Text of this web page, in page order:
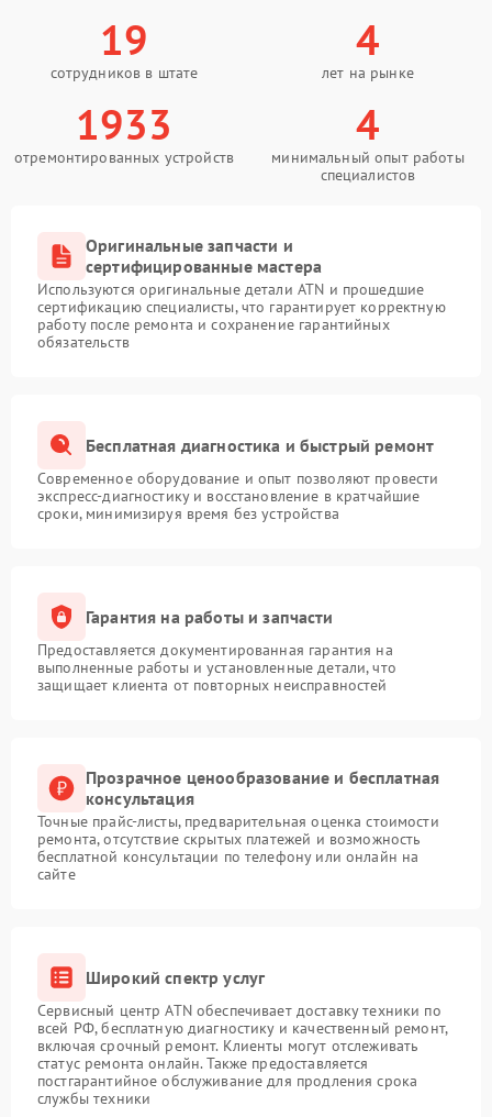
19
сотрудников в штате
4
лет на рынке
1933
отремонтированных устройств
4
минимальный опыт работы
специалистов
Оригинальные запчасти и
сертифицированные мастера
Используются оригинальные детали ATN и прошедшие
сертификацию специалисты, что гарантирует корректную
работу после ремонта и сохранение гарантийных
обязательств
Бесплатная диагностика и быстрый ремонт
Современное оборудование и опыт позволяют провести
экспресс-диагностику и восстановление в кратчайшие
сроки, минимизируя время без устройства
Гарантия на работы и запчасти
Предоставляется документированная гарантия на
выполненные работы и установленные детали, что
защищает клиента от повторных неисправностей
Прозрачное ценообразование и бесплатная
консультация
Точные прайс-листы, предварительная оценка стоимости
ремонта, отсутствие скрытых платежей и возможность
бесплатной консультации по телефону или онлайн на
сайте
Широкий спектр услуг
Сервисный центр ATN обеспечивает доставку техники по
всей РФ, бесплатную диагностику и качественный ремонт,
включая срочный ремонт. Клиенты могут отслеживать
статус ремонта онлайн. Также предоставляется
постгарантийное обслуживание для продления срока
службы техники